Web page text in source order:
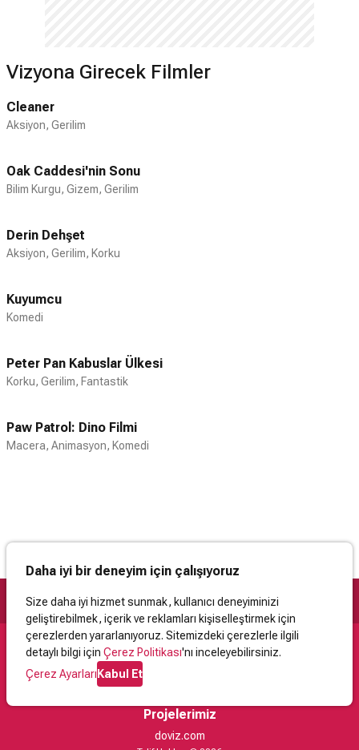
Vizyona Girecek Filmler
Cleaner
Aksiyon, Gerilim
Oak Caddesi'nin Sonu
Bilim Kurgu, Gizem, Gerilim
Derin Dehşet
Aksiyon, Gerilim, Korku
Kuyumcu
Komedi
Peter Pan Kabuslar Ülkesi
Korku, Gerilim, Fantastik
Paw Patrol: Dino Filmi
Macera, Animasyon, Komedi
Daha iyi bir deneyim için çalışıyoruz
Size daha iyi hizmet sunmak, kullanıcı deneyiminizi
geliştirebilmek, içerik ve reklamları kişiselleştirmek için
çerezlerden yararlanıyoruz. Sitemizdeki çerezlerle ilgili
detaylı bilgi için Çerez Politikası'nı inceleyebilirsiniz.
Çerez AyarlarıKabul Et
Destek
İletişimYardımKullanıcı Sözleşmesi
Projelerimiz
doviz.com